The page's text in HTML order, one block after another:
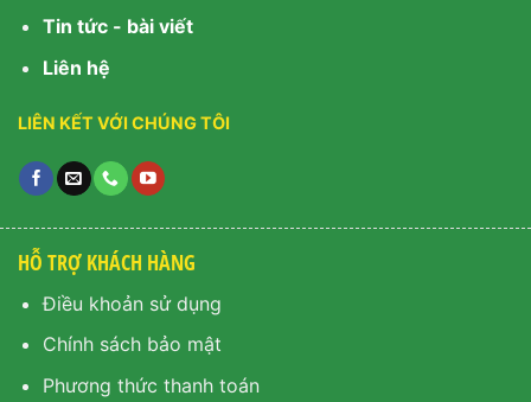
Tin tức - bài viết
Liên hệ
LIÊN KẾT VỚI CHÚNG TÔI
HỖ TRỢ KHÁCH HÀNG
Điều khoản sử dụng
Chính sách bảo mật
Phương thức thanh toán